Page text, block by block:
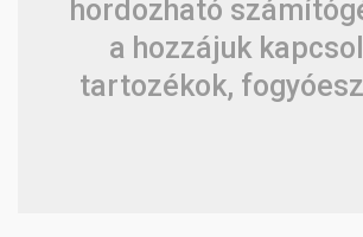
hordozható
a hozzájuk
tartozékok,